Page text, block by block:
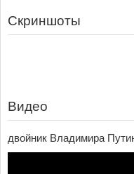
Скриншоты
Видео
двойник Владимира